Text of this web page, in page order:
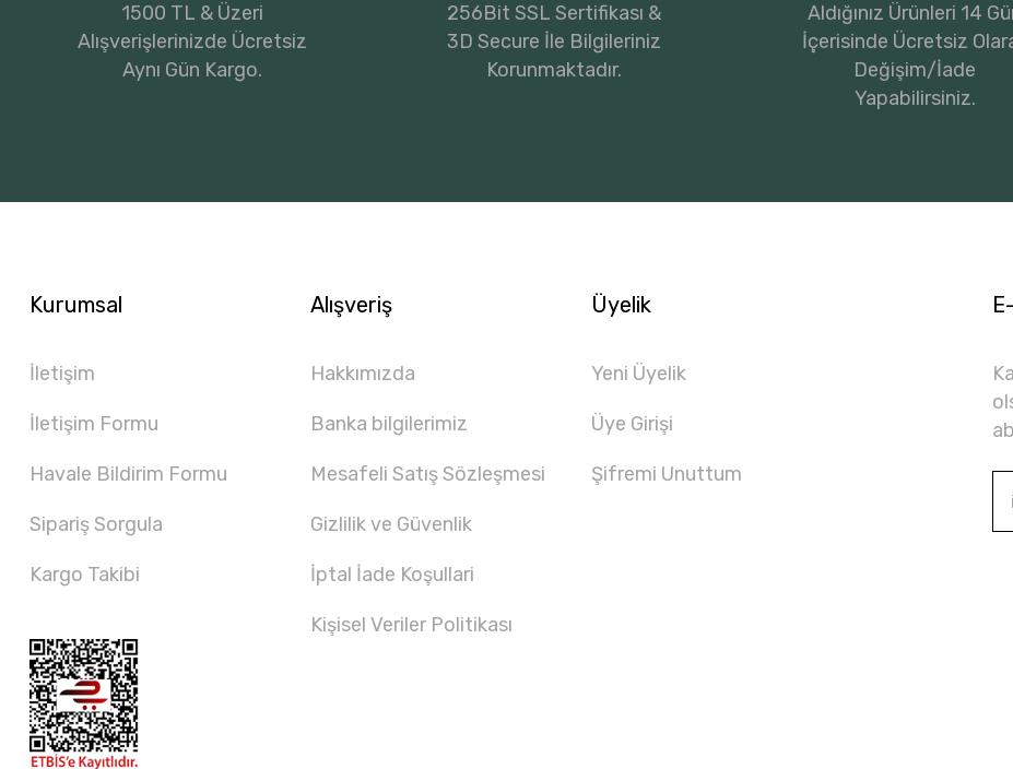
1500 TL & Üzeri
Alışverişlerinizde Ücretsiz
Aynı Gün Kargo.
256Bit SSL Sertifikası &
3D Secure İle Bilgileriniz
Korunmaktadır.
Aldığınız Ürünleri 14
İçerisinde Ücretsiz
Değişim/İade
Yapabilirsiniz.
Kurumsal
İletişim
İletişim Formu
Havale Bildirim Formu
Sipariş Sorgula
Kargo Takibi
Alışveriş
Hakkımızda
Banka bilgilerimiz
Mesafeli Satış Sözleşmesi
Gizlilik ve Güvenlik
İptal İade Koşullari
Kişisel Veriler Politikası
Üyelik
Yeni Üyelik
Üye Girişi
Şifremi Unuttum